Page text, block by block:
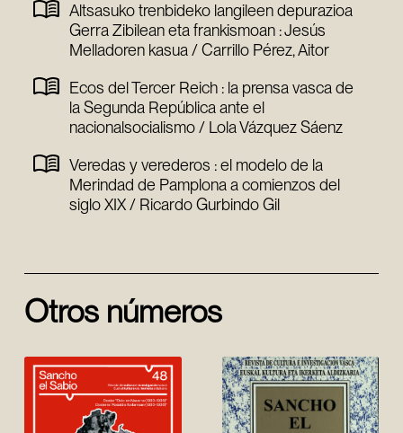
Altsasuko trenbideko langileen depurazioa
Gerra Zibilean eta frankismoan : Jesús
Melladoren kasua / Carrillo Pérez, Aitor
Ecos del Tercer Reich : la prensa vasca de
la Segunda República ante el
nacionalsocialismo / Lola Vázquez Sáenz
Veredas y verederos : el modelo de la
Merindad de Pamplona a comienzos del
siglo XIX / Ricardo Gurbindo Gil
Otros números